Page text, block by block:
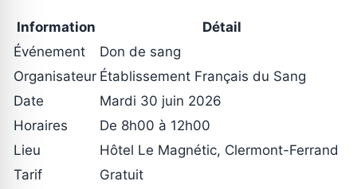
Information
Détail
Événement
Don de sang
Organisateur Établissement Français du Sang
Date
Mardi 30 juin 2026
Horaires
De 8h00 à 12h00
Lieu
Hôtel Le Magnétic, Clermont-Ferrand
Tarif
Gratuit